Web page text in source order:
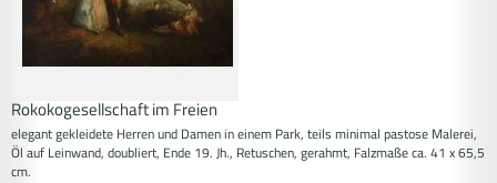
Rokokogesellschaft im Freien
elegant gekleidete Herren und Damen in einem Park, teils minimal pastose Malerei,
Öl auf Leinwand, doubliert, Ende 19. Jh., Retuschen, gerahmt, Falzmaße ca. 41 x 65,5
cm.